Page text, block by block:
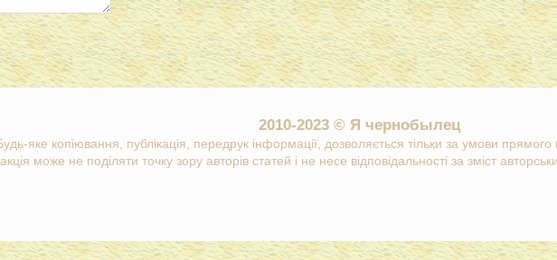
2010-2023 © Я чернобылец
яке копіювання, публікація, передрук інформації, дозволяється тільки за умови
може не поділяти точку зору авторів статей і не несе відповідальності за зміст